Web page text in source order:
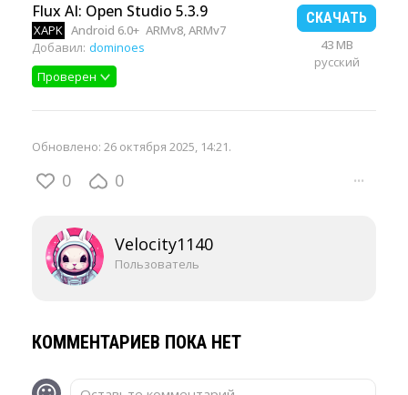
Flux AI: Open Studio 5.3.9
XAPK Android 6.0+ ARMv8, ARMv7
Добавил: dominoes
Проверен
СКАЧАТЬ
43 MB
русский
Обновлено: 26 октября 2025, 14:21.
0 0 ···
Velocity1140
Пользователь
КОММЕНТАРИЕВ ПОКА НЕТ